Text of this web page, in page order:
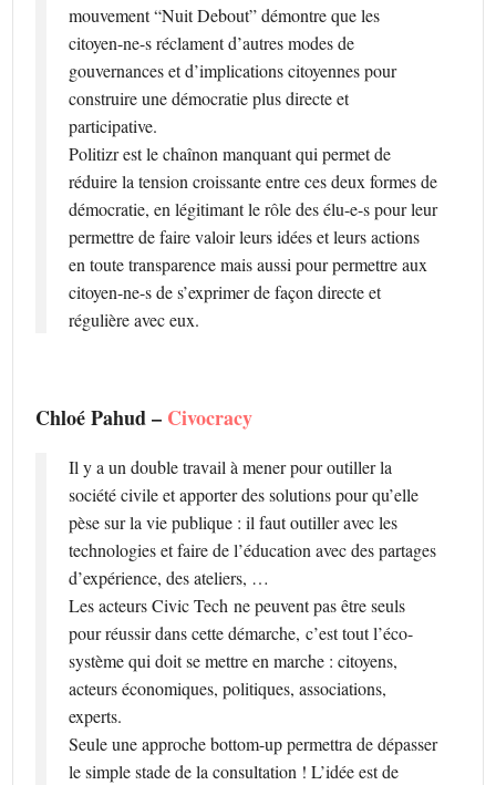
mouvement “Nuit Debout” démontre que les
citoyen­-ne-­s réclament d’autres modes de
gouvernances et d’implications citoyennes pour
construire une démocratie plus directe et
participative.
Politizr est le chaînon manquant qui permet de
réduire la tension croissante entre ces deux formes de
démocratie, en légitimant le rôle des élu-e-s pour leur
permettre de faire valoir leurs idées et leurs actions
en toute transparence mais aussi pour permettre aux
citoyen-ne-­s de s’exprimer de façon directe et
régulière avec eux.
Chloé Pahud – Civocracy
Il y a un double travail à mener pour outiller la
société civile et apporter des solutions pour qu’elle
pèse sur la vie publique : il faut outiller avec les
technologies et faire de l’éducation avec des partages
d’expérience, des ateliers, …
Les acteurs Civic Tech ne peuvent pas être seuls
pour réussir dans cette démarche, c’est tout l’éco-
système qui doit se mettre en marche : citoyens,
acteurs économiques, politiques, associations,
experts.
Seule une approche bottom-up permettra de dépasser
le simple stade de la consultation ! L’idée est de